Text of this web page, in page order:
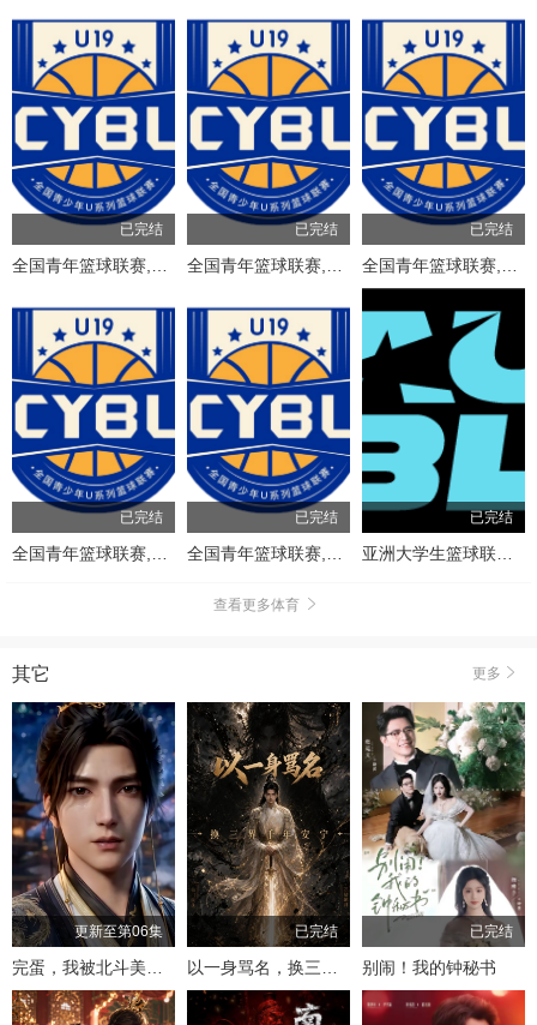
已完结
全国青年篮球联赛,上海久事100-74浙江稠州银行20260803
已完结
全国青年篮球联赛,山东山高79-59新疆广汇20260803
已完结
全国青年篮球联赛,山东山高83-70龙狮青年20260804
已完结
全国青年篮球联赛,深圳新世纪83-72北京首钢20260804
已完结
全国青年篮球联赛,青岛国信海天92-71山西汾酒20260803
已完结
亚洲大学生篮球联赛,香港中文大学VS延世大学20260803
查看更多体育
其它 更多
更新至第06集
完蛋，我被北斗美女包围了
已完结
以一身骂名，换三界太平
已完结
别闹！我的钟秘书